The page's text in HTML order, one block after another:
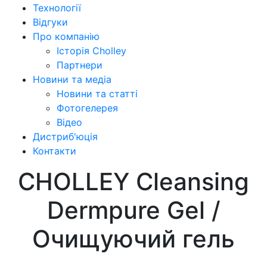
Технології
Відгуки
Про компанію
Історія Cholley
Партнери
Новини та медіа
Новини та статті
Фотогелерея
Відео
Дистриб'юція
Контакти
CHOLLEY Cleansing
Dermpure Gel /
Очищуючий гель